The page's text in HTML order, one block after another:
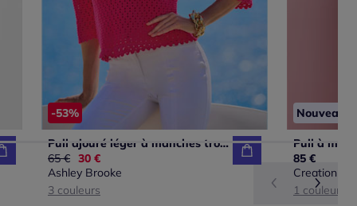
-53%
Pull ajouré léger à manches trois quart avec bords ondulés
Ancien prix :
65 € Nouveau prix :
30 €
Ashley Brooke
3 couleurs
Nouveau
85 €
Creation L
1 couleur